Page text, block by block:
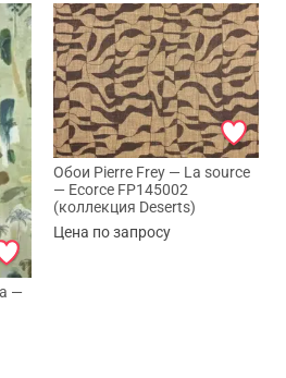
—
Обои Pierre Frey — La source
— Ecorce FP145002
(коллекция Deserts)
Цена по запросу